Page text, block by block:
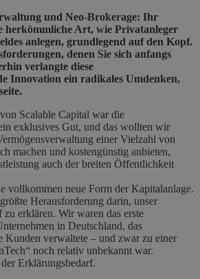
und Neo-Brokerage: Ihr
herkömmliche Art, wie Privatanleger
anlegen, grundlegend auf den Kopf.
denen Sie sich anfangs
verlangte diese
Innovation ein radikales Umdenken,
Scalable Capital war die
exklusives Gut, und das wollten wir
einer Vielzahl von
machen und kostengünstig anbieten,
auch der breiten Öffentlichkeit
vollkommen neue Form der Kapitalanlage.
Herausforderung darin, unser
erklären. Wir waren das erste
in Deutschland, das
Kunden verwaltete – und zwar zu einer
noch relativ unbekannt war.
Erklärungsbedarf.